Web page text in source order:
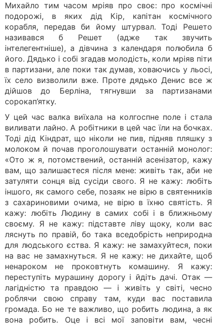
Михайло тим часом мріяв про своє: про космічні
подорожі, в яких дід Кір, капітан космічного
корабля, передав би йому штурвал. Тоді Решето
називався б Решет (адже так звучить
інтелегентніше), а дівчина з календаря полюбила б
його. Дядько і собі згадав молодість, коли мріяв піти
в партизани, але поки так думав, ховаючись у льосі,
їх село визволили вже. Проте дядько Денис все ж
дійшов до Берліна, тягнувши за партизанами
сорокап’ятку.
У цей час валка виїхала на колгоспне поле і стала
виливати лайно. А робітники в цей час їли на бочках.
Тоді дід Кіндрат, що ніколи не пив, підняв пляшку з
молоком й почав проголошувати останній монолог:
«Ото ж я, потомствений, останній асенізатор, кажу
вам, що залишаєтеся після мене: живіть так, аби не
затуляти сонця від сусіди свого. Я не кажу: любіть
іншого, як самого себе, позаяк не вірю в святенників
з сахариновими очима, не вірю в їхню святість. Я
кажу: любіть Людину в самих собі і в ближньому
своєму. Я не кажу: підставте ліву щоку, коли вас
ляснуть по правій, бо така вседобрість неприродна
для людського єства. Я кажу: не замахуйтеся, поки
на вас не замахнуться. Я не кажу: не дихайте, щоб
ненароком не проковтнуть комашину. Я кажу:
переступіть мурашину дорогу і йдіть дачі. Отак —
лагідністю та правдою — і живіть у світі, чесно
роблячи свою справу там, куди вас поставила
громада. Бо не те важливо, що робить людина, а як
вона робить. Оце і всі мої заповіти вам, чесні